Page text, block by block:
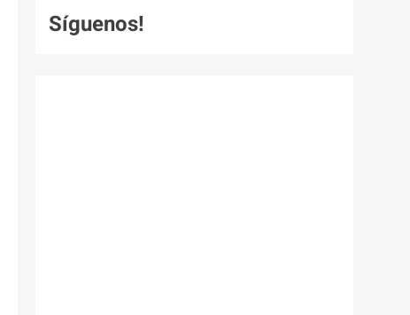
Síguenos!